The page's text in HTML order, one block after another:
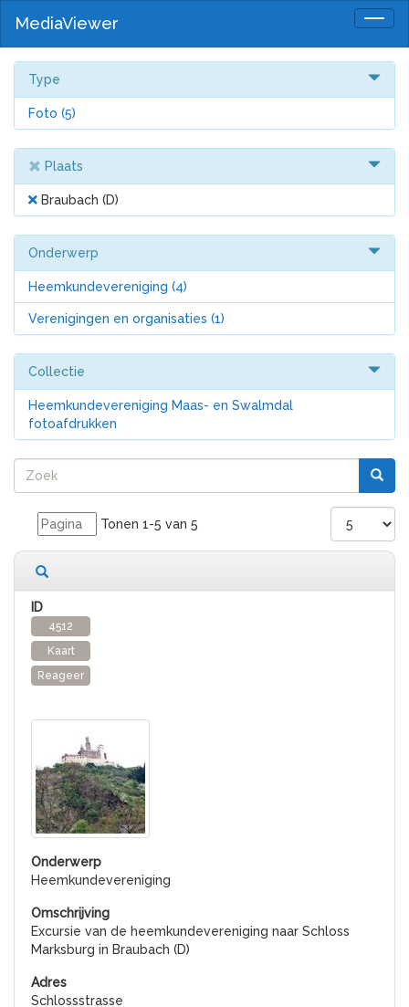
MediaViewer
Type
Foto (5)
Plaats
Braubach (D)
Onderwerp
Heemkundevereniging (4)
Verenigingen en organisaties (1)
Collectie
Heemkundevereniging Maas- en Swalmdal
fotoafdrukken
Tonen 1-5 van 5
4512
Kaart
Reageer
Heemkundevereniging
Excursie van de heemkundevereniging naar Schloss
Marksburg in Braubach (D)
Schlossstrasse